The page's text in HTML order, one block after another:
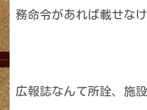
務命令があれば載せな
広報誌なんて所詮、施